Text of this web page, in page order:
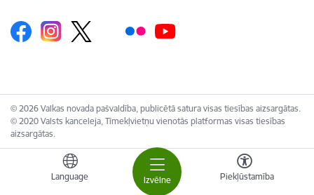
Izvēlne
Language Piekļūstamība
© 2026 Valkas novada pašvaldība, publicētā satura visas tiesības aizsargātas.
© 2020 Valsts kanceleja, Tīmekļvietņu vienotās platformas visas tiesības
aizsargātas.